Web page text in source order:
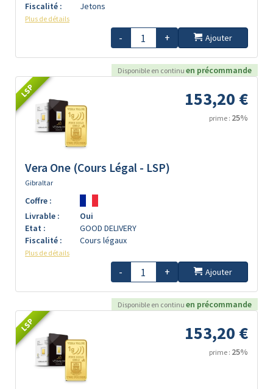
Fiscalité :
Jetons
Plus de détails
- + Ajouter
Disponible en continu en précommande
LSP 153,20 €
prime : 25%
Vera One (Cours Légal - LSP)
Gibraltar
Coffre :
Livrable :
Oui
Etat :
GOOD DELIVERY
Fiscalité :
Cours légaux
Plus de détails
- + Ajouter
Disponible en continu en précommande
LSP 153,20 €
prime : 25%